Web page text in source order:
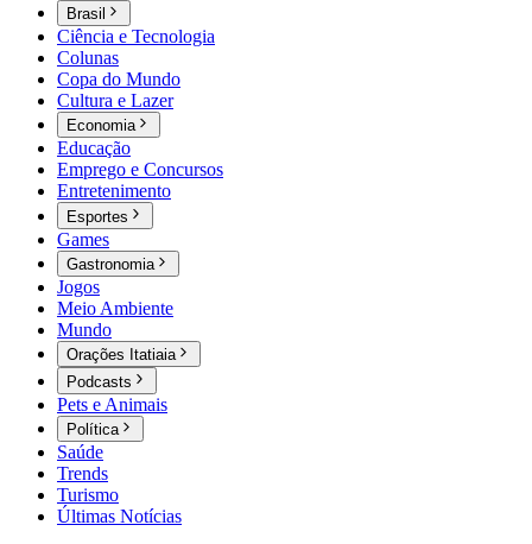
Brasil
Ciência e Tecnologia
Colunas
Copa do Mundo
Cultura e Lazer
Economia
Educação
Emprego e Concursos
Entretenimento
Esportes
Games
Gastronomia
Jogos
Meio Ambiente
Mundo
Orações Itatiaia
Podcasts
Pets e Animais
Política
Saúde
Trends
Turismo
Últimas Notícias